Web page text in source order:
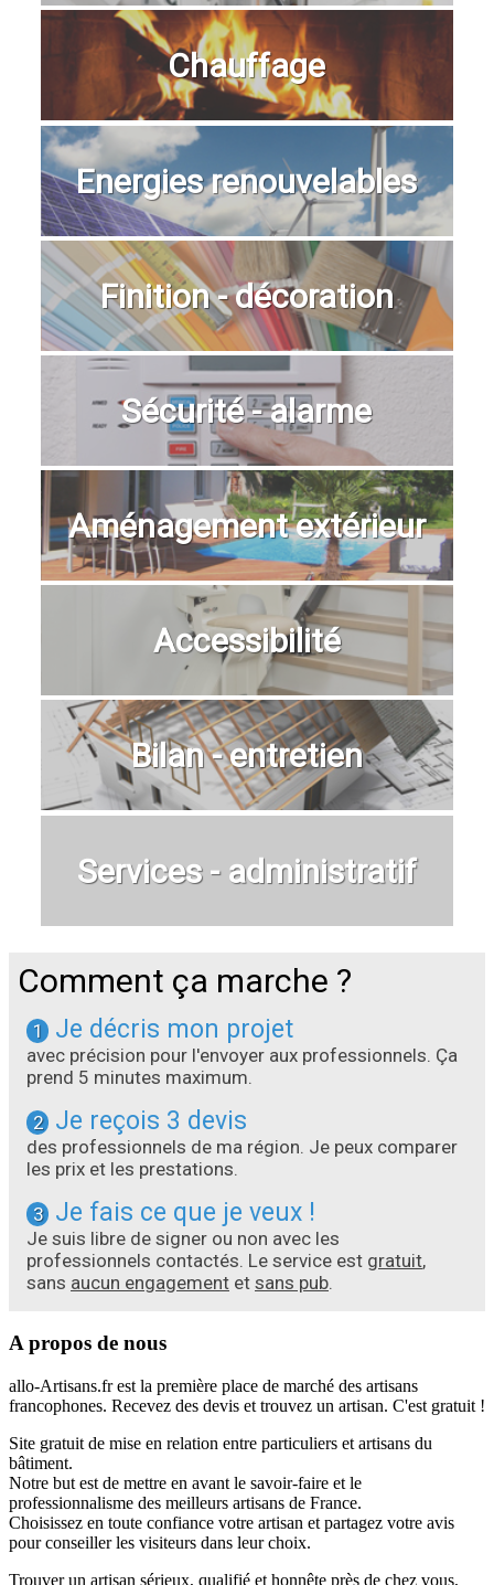
Chauffage
Energies renouvelables
Finition - décoration
Sécurité - alarme
Aménagement extérieur
Accessibilité
Bilan - entretien
Services - administratif
Comment ça marche ?
1 Je décris mon projet
avec précision pour l'envoyer aux professionnels. Ça
prend 5 minutes maximum.
2 Je reçois 3 devis
des professionnels de ma région. Je peux comparer
les prix et les prestations.
3 Je fais ce que je veux !
Je suis libre de signer ou non avec les
professionnels contactés. Le service est gratuit,
sans aucun engagement et sans pub.
A propos de nous
allo-Artisans.fr est la première place de marché des artisans
francophones. Recevez des devis et trouvez un artisan. C'est gratuit !
Site gratuit de mise en relation entre particuliers et artisans du
bâtiment.
Notre but est de mettre en avant le savoir-faire et le
professionnalisme des meilleurs artisans de France.
Choisissez en toute confiance votre artisan et partagez votre avis
pour conseiller les visiteurs dans leur choix.
Trouver un artisan sérieux, qualifié et honnête près de chez vous,